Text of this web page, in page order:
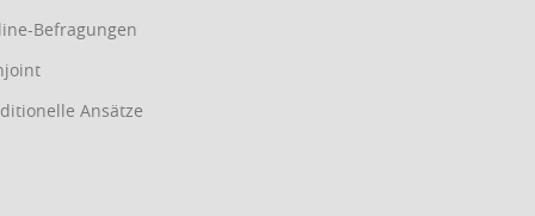
Befragungen
Ansätze